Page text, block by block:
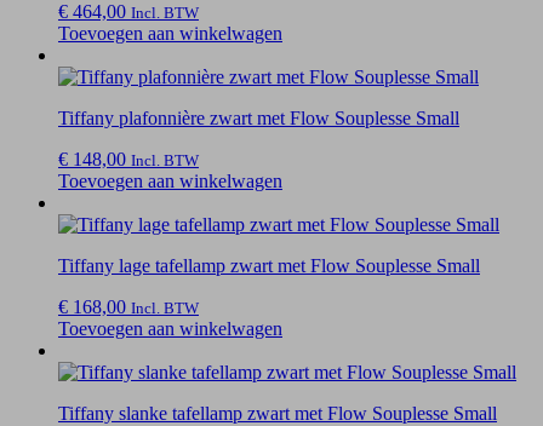
€ 464,00 Incl. BTW
Toevoegen aan winkelwagen
Tiffany plafonnière zwart met Flow Souplesse Small
€ 148,00 Incl. BTW
Toevoegen aan winkelwagen
Tiffany lage tafellamp zwart met Flow Souplesse Small
€ 168,00 Incl. BTW
Toevoegen aan winkelwagen
Tiffany slanke tafellamp zwart met Flow Souplesse Small